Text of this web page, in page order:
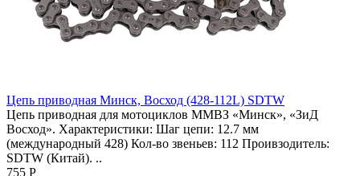
Цепь приводная Минск, Восход (428-112L) SDTW
Цепь приводная для мотоциклов ММВЗ «Минск», «ЗиД
Восход». Характеристики: Шаг цепи: 12.7 мм
(международный 428) Кол-во звеньев: 112 Проивзодитель:
SDTW (Китай). ..
755 Р